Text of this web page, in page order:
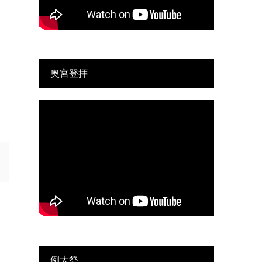
奥宮登拝
例大祭